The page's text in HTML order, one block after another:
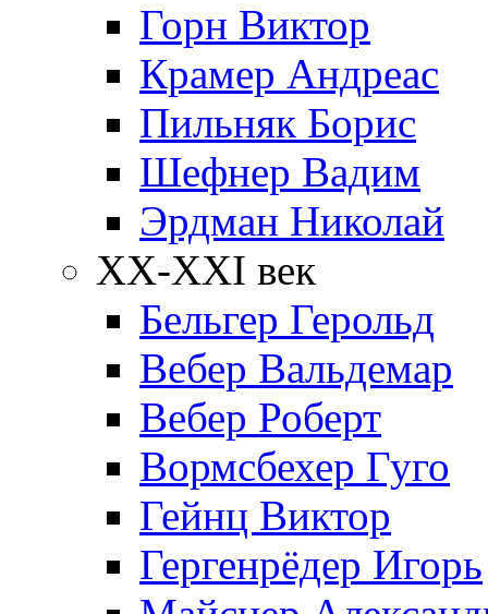
Горн Виктор
Крамер Андреас
Пильняк Борис
Шефнер Вадим
Эрдман Николай
ХХ-XXI век
Бельгер Герольд
Вебер Вальдемар
Вебер Роберт
Вормсбехер Гуго
Гейнц Виктор
Гергенрёдер Игорь